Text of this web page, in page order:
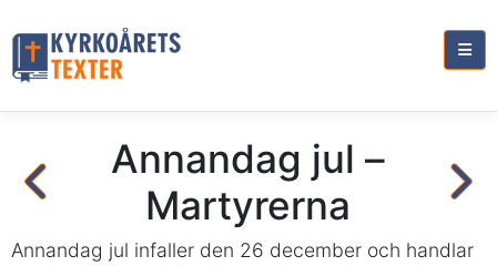
Annandag jul –
Martyrerna
Annandag jul infaller den 26 december och handlar